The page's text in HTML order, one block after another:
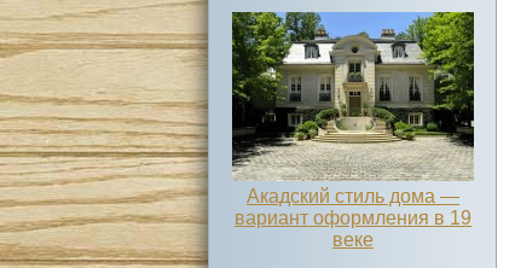
Акадский стиль дома —
вариант оформления в 19
веке